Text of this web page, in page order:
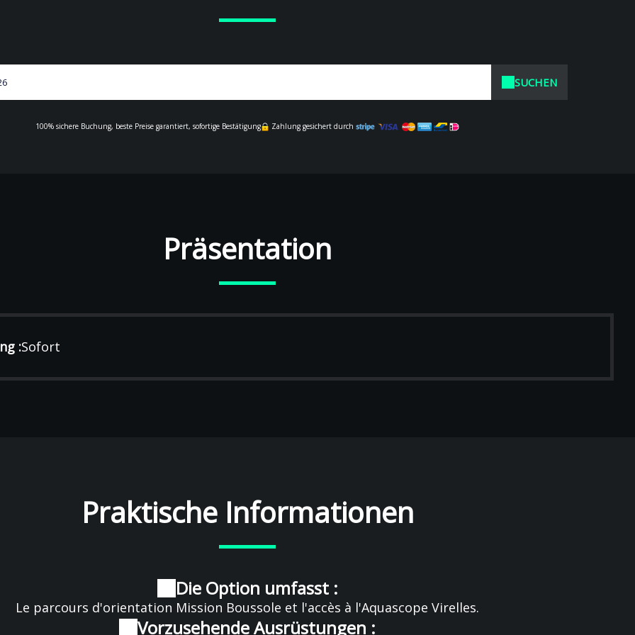
SUCHEN
100% sichere Buchung, beste Preise garantiert, sofortige Bestätigung Zahlung gesichert durch
Präsentation
:Sofort
Praktische Informationen
Die Option umfasst :
Le parcours d'orientation Mission Boussole et l'accès à l'Aquascope Virelles.
Vorzusehende Ausrüstungen :